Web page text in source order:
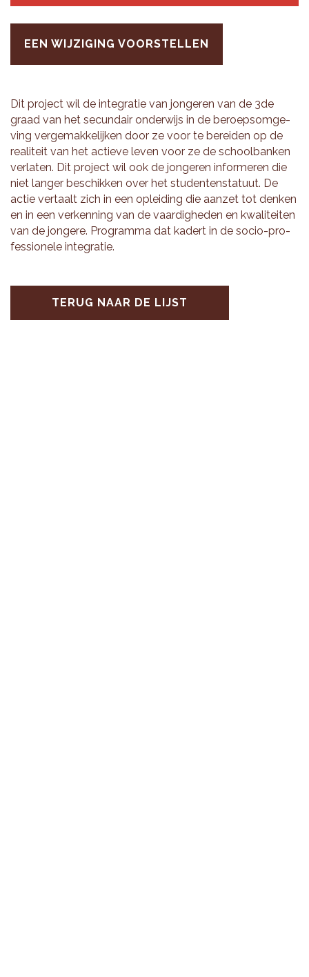
EEN WIJZIGING VOORSTELLEN
Dit pro­ject wil de in­te­gra­tie van jon­ge­ren van de 3de
graad van het se­cun­dair on­der­wijs in de be­roepsom­ge­
ving ver­ge­mak­ke­lij­ken door ze voor te be­rei­den op de
re­a­li­teit van het ac­tie­ve leven voor ze de school­ban­ken
ver­la­ten. Dit pro­ject wil ook de jon­ge­ren in­for­me­ren die
niet lan­ger be­schik­ken over het stu­den­ten­sta­tuut. De
actie ver­taalt zich in een op­lei­ding die aan­zet tot den­ken
en in een ver­ken­ning van de vaar­dig­he­den en kwa­li­tei­ten
van de jon­ge­re. Pro­gram­ma dat ka­dert in de socio-pro­
fes­si­o­ne­le in­te­gra­tie.
TERUG NAAR DE LIJST